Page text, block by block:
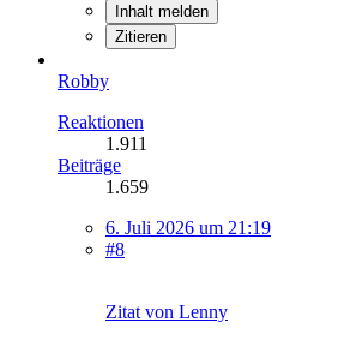
Inhalt melden
Zitieren
Robby
Reaktionen
1.911
Beiträge
1.659
6. Juli 2026 um 21:19
#8
Zitat von Lenny